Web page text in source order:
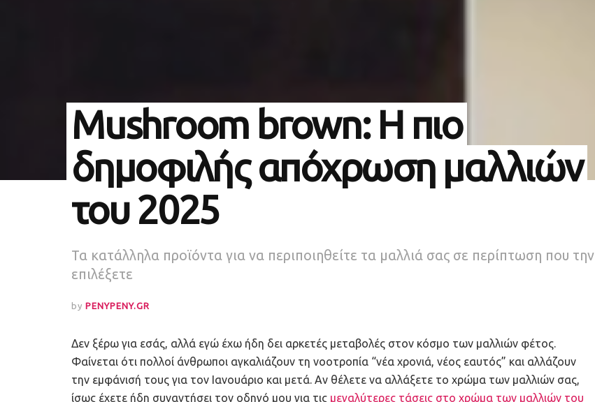
Mushroom brown: Η πιο
δημοφιλής απόχρωση μαλλιών
του 2025
Τα κατάλληλα προϊόντα για να περιποιηθείτε τα μαλλιά σας σε περίπτωση που την
επιλέξετε
by PENYPENY.GR
Δεν ξέρω για εσάς, αλλά εγώ έχω ήδη δει αρκετές μεταβολές στον κόσμο των μαλλιών φέτος.
Φαίνεται ότι πολλοί άνθρωποι αγκαλιάζουν τη νοοτροπία “νέα χρονιά, νέος εαυτός” και αλλάζουν
την εμφάνισή τους για τον Ιανουάριο και μετά. Αν θέλετε να αλλάξετε το χρώμα των μαλλιών σας,
ίσως έχετε ήδη συναντήσει τον οδηγό μου για τις μεγαλύτερες τάσεις στο χρώμα των μαλλιών του